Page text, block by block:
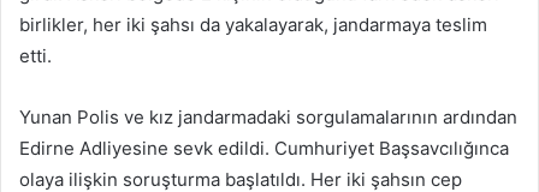
birlikler, her iki şahsı da yakalayarak, jandarmaya teslim
etti.
Yunan Polis ve kız jandarmadaki sorgulamalarının ardından
Edirne Adliyesine sevk edildi. Cumhuriyet Başsavcılığınca
olaya ilişkin soruşturma başlatıldı. Her iki şahsın cep